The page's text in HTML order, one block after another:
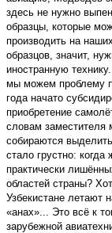
здесь не нужно
образцы, которые
производить на
образцов, значит,
иностранную
мы можем проблему
года начато
приобретение
словам заместителя
собираются
стало грустно:
практически
областей страны?
Узбекистане летают
«анах»... Это всё к
зарубежной